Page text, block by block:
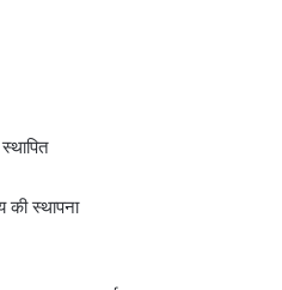
की स्थापना